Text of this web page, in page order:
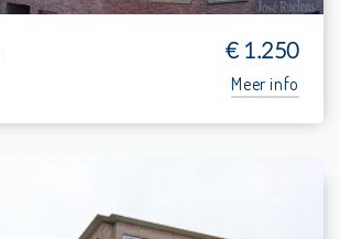
€ 1.250
Meer info